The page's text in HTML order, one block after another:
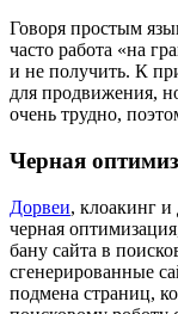
Говоря простым
часто работа «на
и не получить. К
для продвижения,
очень трудно,
Черная
Дорвеи, клоакинг
черная
бану сайта в
сгенерированные
подмена страниц,